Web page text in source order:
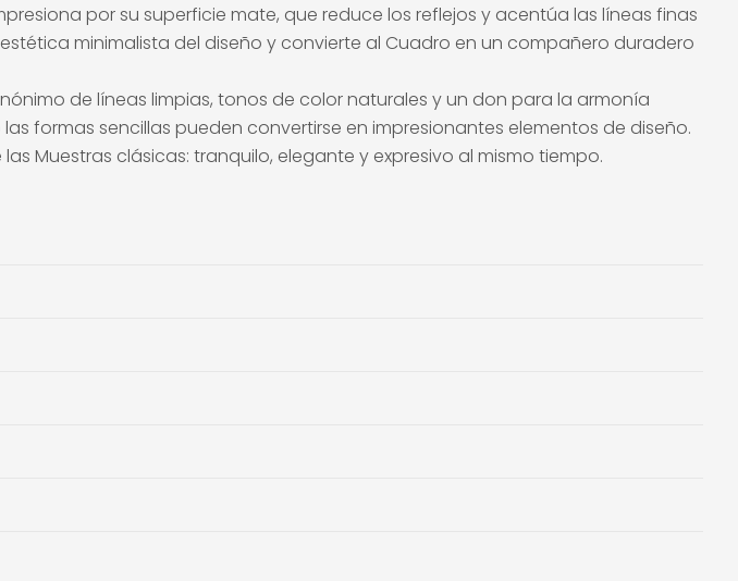
por su superficie mate, que reduce los reflejos y acentúa las líneas finas
minimalista del diseño y convierte al Cuadro en un compañero duradero
de líneas limpias, tonos de color naturales y un don para la armonía
formas sencillas pueden convertirse en impresionantes elementos de diseño.
Muestras clásicas: tranquilo, elegante y expresivo al mismo tiempo.